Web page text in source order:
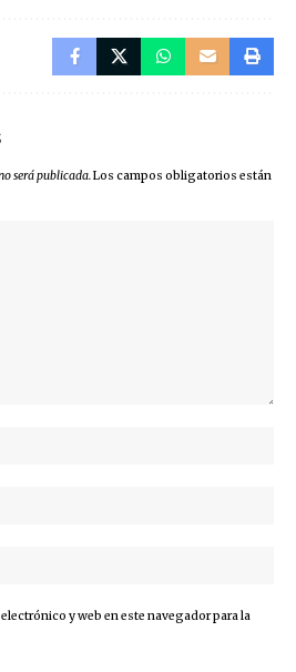
será publicada.Los campos obligatorios están
y web en este navegador para la